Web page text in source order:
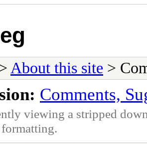
About this site >
Comments,
viewing a stripped